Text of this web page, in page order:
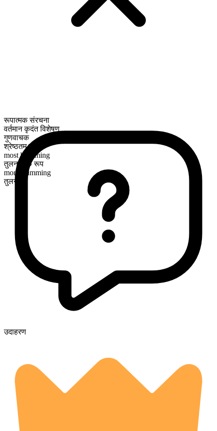
रूपात्मक संरचना
वर्तमान कृदंत विशेषण
गुणवाचक
श्रेष्ठतम रूप
most brimming
तुलनात्मक रूप
more brimming
तुलनीय
उदाहरण